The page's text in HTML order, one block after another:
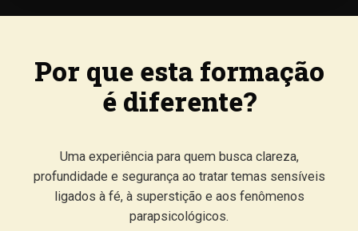
Por que esta formação
é diferente?
Uma experiência para quem busca clareza,
profundidade e segurança ao tratar temas sensíveis
ligados à fé, à superstição e aos fenômenos
parapsicológicos.